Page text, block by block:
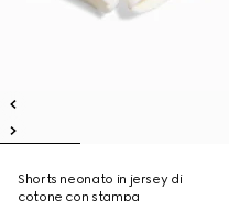
Shorts neonato in jersey di
cotone con stampa